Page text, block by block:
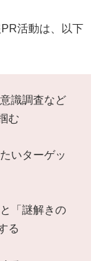
活動は、以下
識調査など
む
いターゲッ
「謎解きの
る